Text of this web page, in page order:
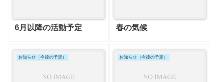
6月以降の活動予定 春の気候
お知らせ（今後の予定） お知らせ（今後の予定）